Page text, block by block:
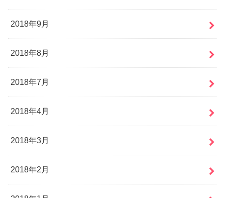
2018年9月
2018年8月
2018年7月
2018年4月
2018年3月
2018年2月